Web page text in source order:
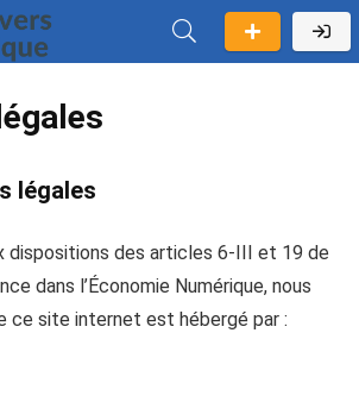
légales
dispositions des articles 6-III et 19 de
dans l’Économie Numérique, nous
ce site internet est hébergé par :